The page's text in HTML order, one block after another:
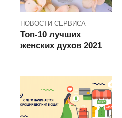
НОВОСТИ СЕРВИСА
Топ-10 лучших
женских духов 2021